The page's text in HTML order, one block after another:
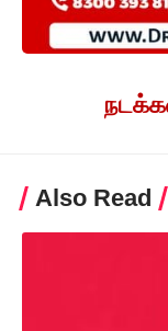
Also Read